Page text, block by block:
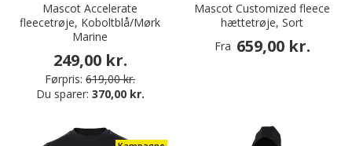
Mascot Accelerate
fleecetrøje, Koboltblå/Mørk
Marine
249,00 kr.
Førpris: 619,00 kr.
Du sparer: 370,00 kr.
Mascot Customized fleece
hættetrøje, Sort
Fra 659,00 kr.